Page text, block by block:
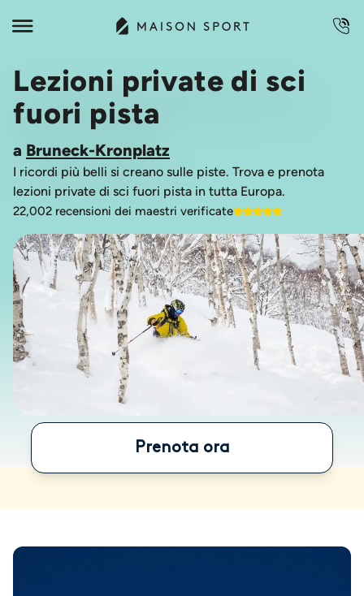
Lezioni private di sci
fuori pista
a Bruneck-Kronplatz
I ricordi più belli si creano sulle piste. Trova e prenota
lezioni private di sci fuori pista in tutta Europa.
22,002 recensioni dei maestri verificate
Prenota ora